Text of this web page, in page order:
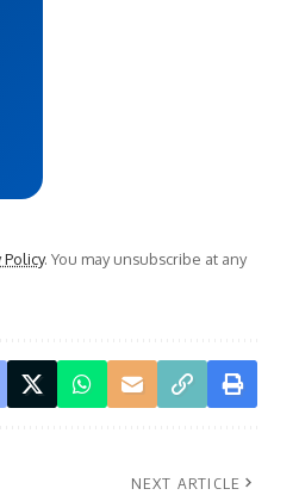
Policy. You may unsubscribe at any
NEXT ARTICLE